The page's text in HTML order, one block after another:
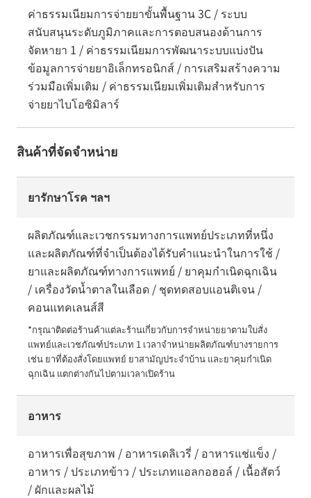
ค่าธรรมเนียมการจ่ายยาขั้นพื้นฐาน 3C / ระบบ
สนับสนุนระดับภูมิภาคและการตอบสนองด้านการ
จัดหายา 1 / ค่าธรรมเนียมการพัฒนาระบบแบ่งปัน
ข้อมูลการจ่ายยาอิเล็กทรอนิกส์ / การเสริมสร้างความ
ร่วมมือเพิ่มเติม / ค่าธรรมเนียมเพิ่มเติมสำหรับการ
จ่ายยาไบโอซิมิลาร์
สินค้าที่จัดจำหน่าย
ยารักษาโรค ฯลฯ
ผลิตภัณฑ์และเวชกรรมทางการแพทย์ประเภทที่หนึ่ง
และผลิตภัณฑ์ที่จำเป็นต้องได้รับคำแนะนำในการใช้ /
ยาและผลิตภัณฑ์ทางการแพทย์ / ยาคุมกำเนิดฉุกเฉิน
/ เครื่องวัดน้ำตาลในเลือด / ชุดทดสอบแอนติเจน /
คอนแทคเลนส์สี
*กรุณาติดต่อร้านค้าแต่ละร้านเกี่ยวกับการจำหน่ายยาตามใบสั่ง
แพทย์และเวชภัณฑ์ประเภท 1 เวลาจำหน่ายผลิตภัณฑ์บางรายการ
เช่น ยาที่ต้องสั่งโดยแพทย์ ยาสามัญประจำบ้าน และยาคุมกำเนิด
ฉุกเฉิน แตกต่างกันไปตามเวลาเปิดร้าน
อาหาร
อาหารเพื่อสุขภาพ / อาหารเดลิเวรี่ / อาหารแช่แข็ง /
อาหาร / ประเภทข้าว / ประเภทแอลกอฮอล์ / เนื้อสัตว์
/ ผักและผลไม้